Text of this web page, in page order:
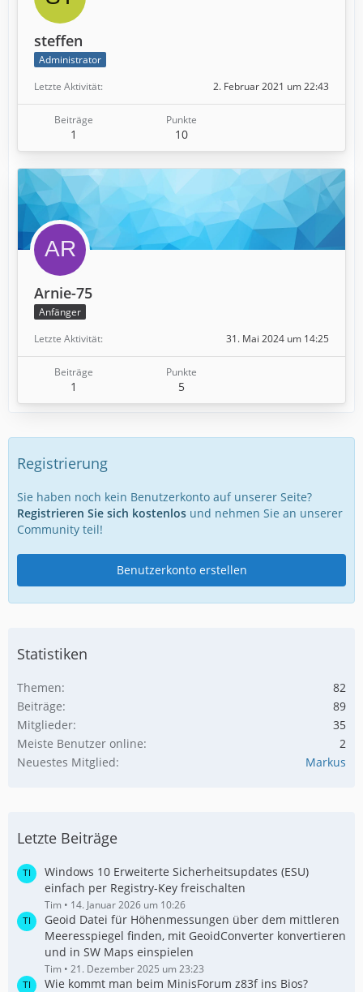
steffen
Administrator
Letzte Aktivität
2. Februar 2021 um 22:43
Beiträge
1
Punkte
10
Arnie-75
Anfänger
Letzte Aktivität
31. Mai 2024 um 14:25
Beiträge
1
Punkte
5
Registrierung
Sie haben noch kein Benutzerkonto auf unserer Seite?
Registrieren Sie sich kostenlos und nehmen Sie an unserer
Community teil!
Benutzerkonto erstellen
Statistiken
Themen
82
Beiträge
89
Mitglieder
35
Meiste Benutzer online
2
Neuestes Mitglied
Markus
Letzte Beiträge
Windows 10 Erweiterte Sicherheitsupdates (ESU)
einfach per Registry-Key freischalten
Tim 14. Januar 2026 um 10:26
Geoid Datei für Höhenmessungen über dem mittleren
Meeresspiegel finden, mit GeoidConverter konvertieren
und in SW Maps einspielen
Tim 21. Dezember 2025 um 23:23
Wie kommt man beim MinisForum z83f ins Bios?